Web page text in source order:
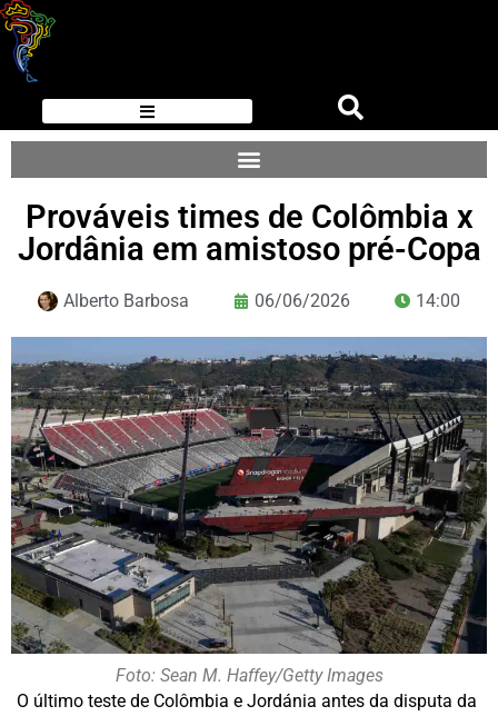
Prováveis times de Colômbia x
Jordânia em amistoso pré-Copa
Alberto Barbosa 06/06/2026 14:00
Foto: Sean M. Haffey/Getty Images
O último teste de Colômbia e Jordánia antes da disputa da